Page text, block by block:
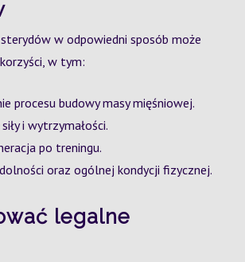
w odpowiedni sposób może
w tym:
procesu budowy masy mięśniowej.
i wytrzymałości.
po treningu.
oraz ogólnej kondycji fizycznej.
legalne